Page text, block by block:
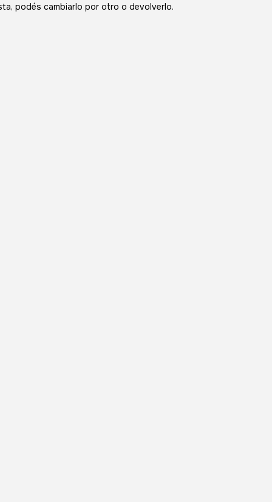
podés cambiarlo por otro o devolverlo.